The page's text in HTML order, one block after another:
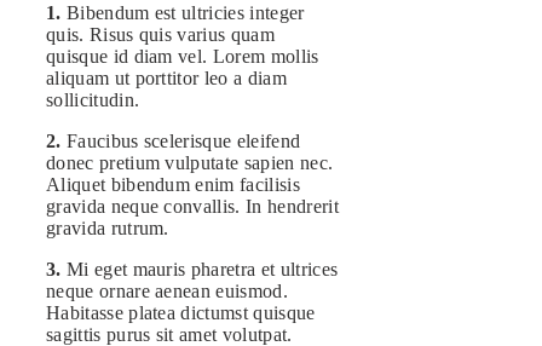
1. Bibendum est ultricies integer
quis. Risus quis varius quam
quisque id diam vel. Lorem mollis
aliquam ut porttitor leo a diam
sollicitudin.
2. Faucibus scelerisque eleifend
donec pretium vulputate sapien nec.
Aliquet bibendum enim facilisis
gravida neque convallis. In hendrerit
gravida rutrum.
3. Mi eget mauris pharetra et ultrices
neque ornare aenean euismod.
Habitasse platea dictumst quisque
sagittis purus sit amet volutpat.